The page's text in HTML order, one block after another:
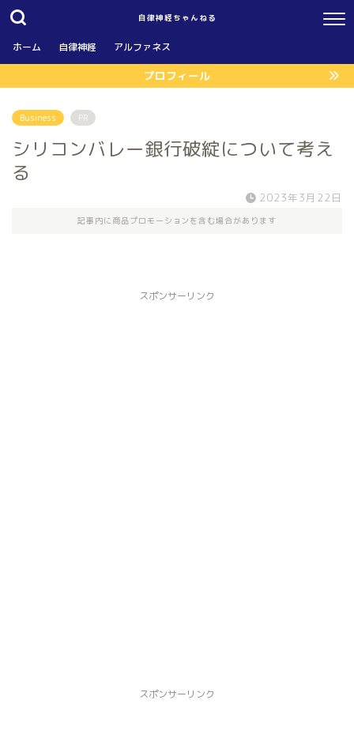
自律神経ちゃんねる
ホーム 自律神経 アルファネス
プロフィール
Business PR
シリコンバレー銀行破綻について考え
る
2023年3月22日
記事内に商品プロモーションを含む場合があります
スポンサーリンク
スポンサーリンク